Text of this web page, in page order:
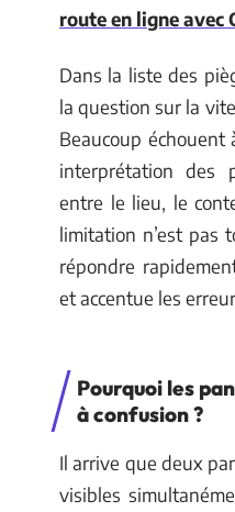
route en ligne avec
Dans la liste des
la question sur la
Beaucoup échouent
interprétation des
entre le lieu, le
limitation n’est pas
répondre
et accentue les
Pourquoi les
à confusion ?
Il arrive que deux
visibles